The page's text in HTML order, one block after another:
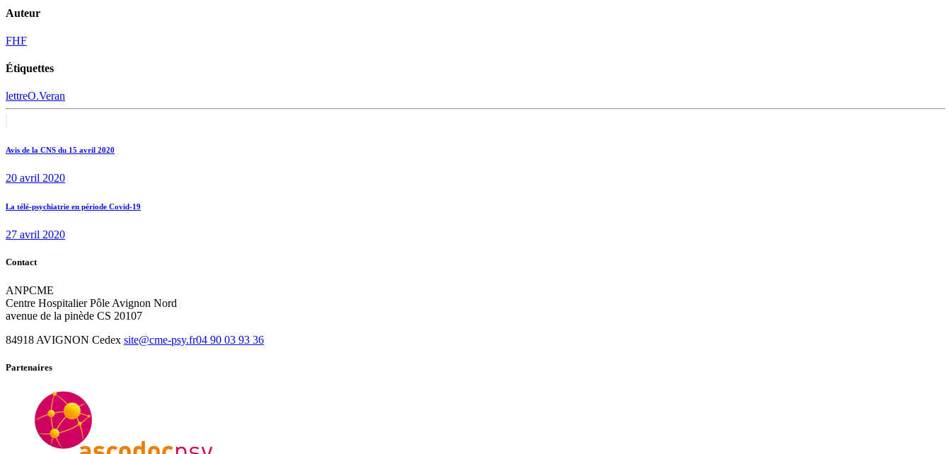
Auteur
FHF
Étiquettes
lettreO.Veran
de
Avis de la CNS du 15 avril 2020
20 avril 2020
Next
La télé-psychiatrie en période Covid-19
27 avril 2020
Contact
ANPCME
Centre Hospitalier Pôle Avignon Nord
avenue de la pinède CS 20107
84918 AVIGNON Cedex site@cme-psy.fr04 90 03 93 36
Partenaires